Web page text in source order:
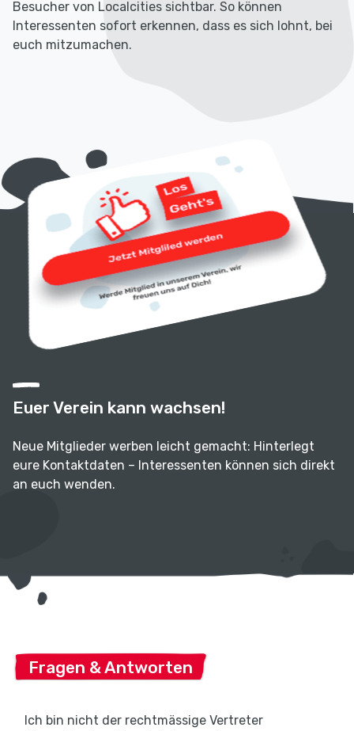
Besucher von Localcities sichtbar. So können
Interessenten sofort erkennen, dass es sich lohnt, bei
euch mitzumachen.
Euer Verein kann wachsen!
Neue Mitglieder werben leicht gemacht: Hinterlegt
eure Kontaktdaten – Interessenten können sich direkt
an euch wenden.
Fragen & Antworten
Ich bin nicht der rechtmässige Vertreter